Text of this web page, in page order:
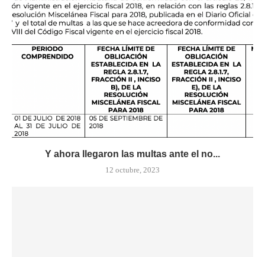
Y ahora llegaron las multas ante el no...
12 octubre, 2023